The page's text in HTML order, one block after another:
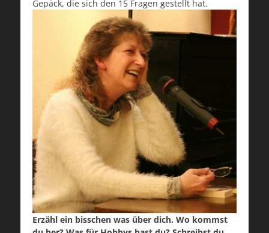
Gepäck, die sich den 15 Fragen gestellt hat.
Erzähl ein bisschen was über dich. Wo kommst